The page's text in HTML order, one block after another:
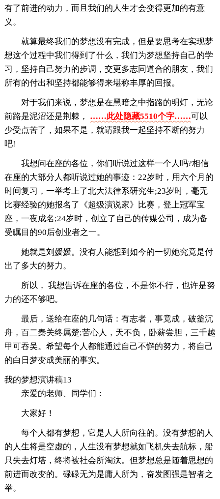
有了前进的动力，而且我们的人生才会变得更加的有意
义。
就算最终我们的梦想没有完成，但是要思考在实现梦
想这个过程中我们得到了什么，我们为梦想坚持自己的学
习，坚持自己努力的步调，交更多志同道合的朋友，我们
所有的付出和坚持都能够得来堪称丰厚的回报。
对于我们来说，梦想是在黑暗之中指路的明灯，无论
前路是泥沼还是荆棘， ……此处隐藏5510个字……可以
少受点苦了，如果不是，就请跟我一起坚持不断的努力
吧!
我想问在座的各位，你们听说过这样一个人吗?相信
在座的大部分人都听说过她的事迹：22岁时，用六个月的
时间复习，一举考上了北大法律系研究生;23岁时，毫无
比赛经验的她报名了《超级演说家》比赛，登上冠军宝
座，一夜成名;24岁时，创立了自己的传媒公司，成为备
受瞩目的90后创业者之一。
她就是刘媛媛。没有人能想到如今的一切她究竟是付
出了多大的努力。
所以， 我想告诉在座的各位，不是你不行，也许是努
力的还不够吧。
最后，送给在座的几句话：有志者，事竟成，破釜沉
舟，百二秦关终属楚;苦心人，天不负，卧薪尝胆，三千越
甲可吞吴。希望每个人都能通过自己不懈的努力，将自己
的白日梦变成美丽的事实。
我的梦想演讲稿13
亲爱的老师、同学们：
大家好！
每个人都有梦想，它是人人所向往的。没有梦想的人
的人生将是空虚的，人生没有梦想就如飞机失去航标，船
只失去灯塔，终将被社会所淘汰。但梦想总是随着思想的
前进而改变的。碌碌无为是庸人所为，奋发图强是智者之
举。